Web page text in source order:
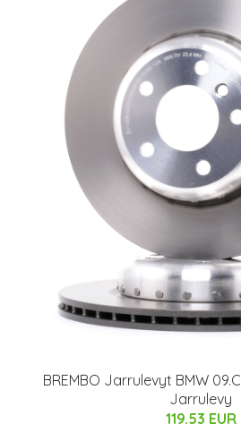
BREMBO Jarrulevyt BMW
Jarrulevy
119.53 EUR